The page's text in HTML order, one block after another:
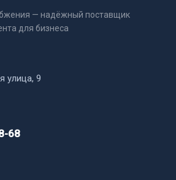
— надёжный поставщик
для бизнеса
улица, 9
68